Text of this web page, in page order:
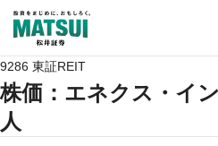
9286 東証REIT
株価 ：エネクス・イ
人